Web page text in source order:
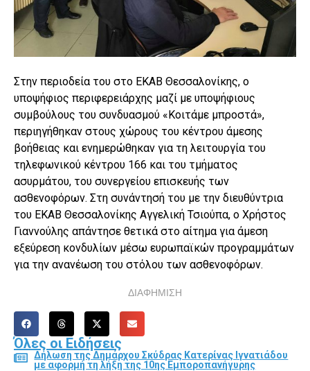
Στην περιοδεία του στο ΕΚΑΒ Θεσσαλονίκης, ο
υποψήφιος περιφερειάρχης μαζί με υποψήφιους
συμβούλους του συνδυασμού «Κοιτάμε μπροστά»,
περιηγήθηκαν στους χώρους του κέντρου άμεσης
βοήθειας και ενημερώθηκαν για τη λειτουργία του
τηλεφωνικού κέντρου 166 και του τμήματος
ασυρμάτου, του συνεργείου επισκευής των
ασθενοφόρων. Στη συνάντησή του με την διευθύντρια
του ΕΚΑΒ Θεσσαλονίκης Αγγελική Τσιούπα, ο Χρήστος
Γιαννούλης απάντησε θετικά στο αίτημα για άμεση
εξεύρεση κονδυλίων μέσω ευρωπαϊκών προγραμμάτων
για την ανανέωση του στόλου των ασθενοφόρων.
ΔΙΑΦΗΜΙΣΗ
Όλες οι Ειδήσεις
Δήλωση της Δημάρχου Σκύδρας Κατερίνας Ιγνατιάδου
με αφορμή τη λήξη της 10ης Εμποροπανήγυρης